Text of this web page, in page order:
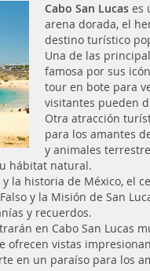
Cabo San Lucas es
arena dorada, el
destino turístico
Una de las
famosa por sus
tour en bote para
visitantes pueden
Otra atracción
para los amantes
y animales
hábitat natural.
la historia de México, el
y la Misión de San
y recuerdos.
en Cabo San Lucas
ofrecen vistas
en un paraíso para los